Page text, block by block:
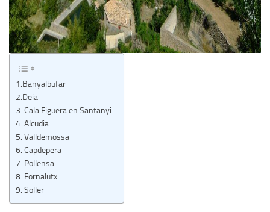
1.Banyalbufar
2.Deia
3. Cala Figuera en Santanyi
4. Alcudia
5. Valldemossa
6. Capdepera
7. Pollensa
8. Fornalutx
9. Soller